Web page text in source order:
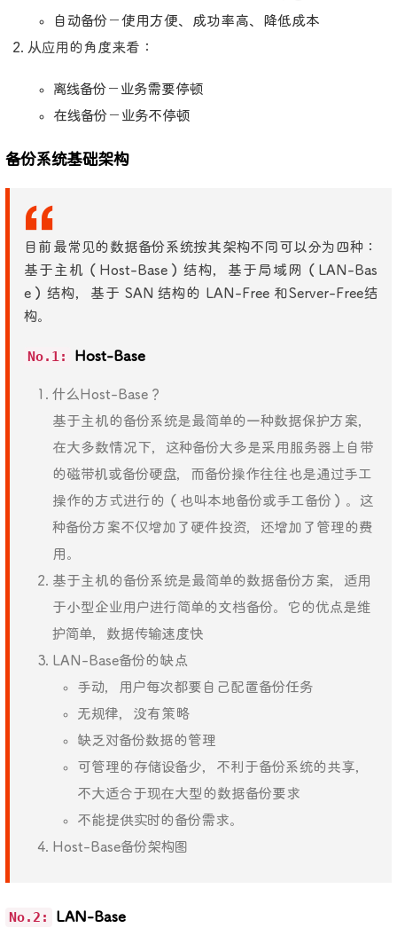
自动备份－使用方便、成功率高、降低成本
从应用的角度来看：
离线备份－业务需要停顿
在线备份－业务不停顿
备份系统基础架构
目前最常见的数据备份系统按其架构不同可以分为四种：
基于主机（Host-Base）结构，基于局域网（LAN-Bas
e）结构，基于 SAN 结构的 LAN-Free 和Server-Free结
构。
No.1: Host-Base
什么Host-Base？
基于主机的备份系统是最简单的一种数据保护方案，
在大多数情况下，这种备份大多是采用服务器上自带
的磁带机或备份硬盘，而备份操作往往也是通过手工
操作的方式进行的（也叫本地备份或手工备份）。这
种备份方案不仅增加了硬件投资，还增加了管理的费
用。
基于主机的备份系统是最简单的数据备份方案，适用
于小型企业用户进行简单的文档备份。它的优点是维
护简单，数据传输速度快
LAN-Base备份的缺点
手动，用户每次都要自己配置备份任务
无规律，没有策略
缺乏对备份数据的管理
可管理的存储设备少，不利于备份系统的共享，
不大适合于现在大型的数据备份要求
不能提供实时的备份需求。
Host-Base备份架构图
No.2: LAN-Base